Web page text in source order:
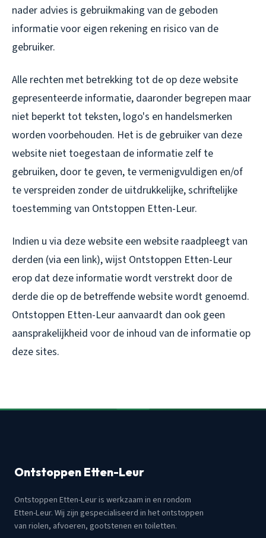
nader advies is gebruikmaking van de geboden
informatie voor eigen rekening en risico van de
gebruiker.
Alle rechten met betrekking tot de op deze website
gepresenteerde informatie, daaronder begrepen maar
niet beperkt tot teksten, logo's en handelsmerken
worden voorbehouden. Het is de gebruiker van deze
website niet toegestaan de informatie zelf te
gebruiken, door te geven, te vermenigvuldigen en/of
te verspreiden zonder de uitdrukkelijke, schriftelijke
toestemming van Ontstoppen Etten-Leur.
Indien u via deze website een website raadpleegt van
derden (via een link), wijst Ontstoppen Etten-Leur
erop dat deze informatie wordt verstrekt door de
derde die op de betreffende website wordt genoemd.
Ontstoppen Etten-Leur aanvaardt dan ook geen
aansprakelijkheid voor de inhoud van de informatie op
deze sites.
Ontstoppen Etten-Leur
Ontstoppen Etten-Leur is werkzaam in en rondom
Etten-Leur. Wij zijn gespecialiseerd in het ontstoppen
van riolen, afvoeren, gootstenen en toiletten.